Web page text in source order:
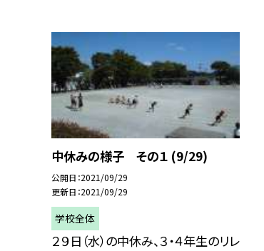
中休みの様子 その１ (9/29)
公開日 2021/09/29
更新日 2021/09/29
学校全体
２９日（水）の中休み、３・４年生のリレ